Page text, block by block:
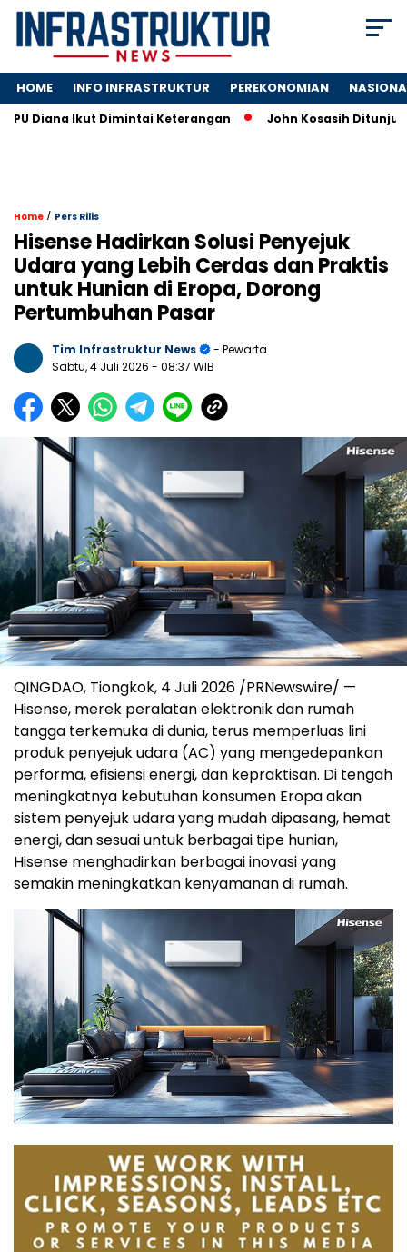
HOME INFO INFRASTRUKTUR PEREKONOMIAN
Ikut Dimintai Keterangan John Kosasih Ditunjuk Wakil
Home / Pers Rilis
Hisense Hadirkan Solusi Penyejuk
Udara yang Lebih Cerdas dan Praktis
untuk Hunian di Eropa, Dorong
Pertumbuhan Pasar
Tim Infrastruktur News
- Pewarta
Sabtu, 4 Juli 2026 - 08:37 WIB
QINGDAO, Tiongkok, 4 Juli 2026 /PRNewswire/ —
Hisense, merek peralatan elektronik dan rumah
tangga terkemuka di dunia, terus memperluas lini
produk penyejuk udara (AC) yang mengedepankan
performa, efisiensi energi, dan kepraktisan. Di tengah
meningkatnya kebutuhan konsumen Eropa akan
sistem penyejuk udara yang mudah dipasang, hemat
energi, dan sesuai untuk berbagai tipe hunian,
Hisense menghadirkan berbagai inovasi yang
semakin meningkatkan kenyamanan di rumah.